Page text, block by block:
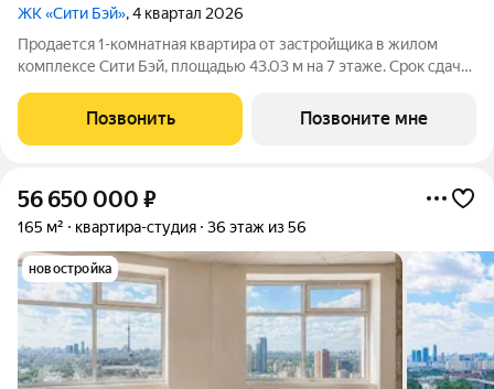
ЖК «Сити Бэй», 4 квартал 2026
Продается 1-комнатная квартира от застройщика в жилом
комплексе Сити Бэй, площадью 43.03 м на 7 этаже. Срок сдачи
настоящий город в городе с отлично развитой
инфраструктурой и собственной
Позвонить Позвоните мне
56 650 000 ₽
165 м² квартира-студия 36 этаж из 56
новостройка